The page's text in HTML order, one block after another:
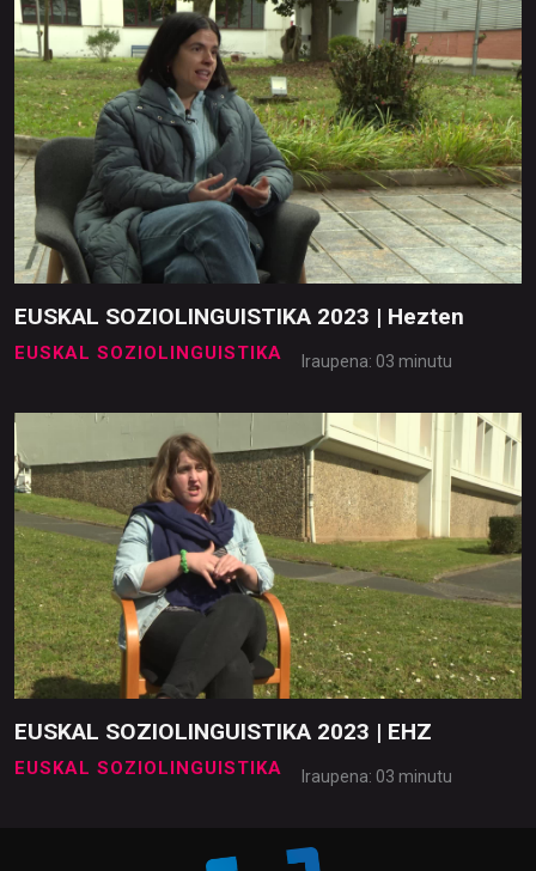
EUSKAL SOZIOLINGUISTIKA 2023 | Hezten
EUSKAL SOZIOLINGUISTIKA Iraupena: 03 minutu
EUSKAL SOZIOLINGUISTIKA 2023 | EHZ
EUSKAL SOZIOLINGUISTIKA Iraupena: 03 minutu